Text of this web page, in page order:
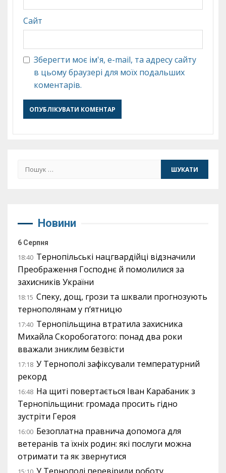
Сайт
Зберегти моє ім'я, e-mail, та адресу сайту
в цьому браузері для моїх подальших
коментарів.
Пошук:
Новини
6 Серпня
18:40 Тернопільські нацгвардійці відзначили
Преображення Господнє й помолилися за
захисників України
18:15 Спеку, дощ, грози та шквали прогнозують
тернополянам у п’ятницю
17:40 Тернопільщина втратила захисника
Михайла Скоробогатого: понад два роки
вважали зниклим безвісти
17:18 У Тернополі зафіксували температурний
рекорд
16:48 На щиті повертається Іван Карабаник з
Тернопільщини: громада просить гідно
зустріти Героя
16:00 Безоплатна правнича допомога для
ветеранів та їхніх родин: які послуги можна
отримати та як звернутися